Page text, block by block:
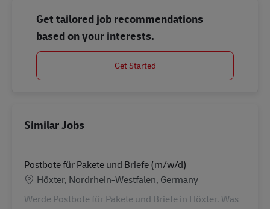
Get tailored job recommendations
based on your interests.
Get Started
Similar Jobs
Postbote für Pakete und Briefe (m/w/d)
Location
Höxter, Nordrhein-Westfalen, Germany
Werde Postbote für Pakete und Briefe in Höxter. Was